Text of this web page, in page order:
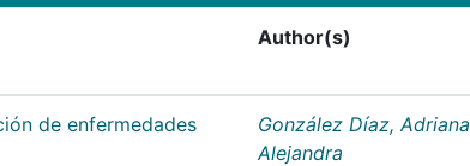
Author(s)
de enfermedades
González Díaz, Adriana
Alejandra